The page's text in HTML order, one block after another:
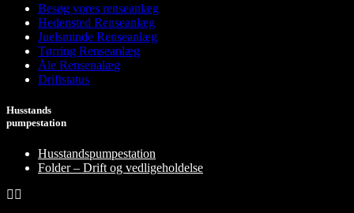
Besøg vores renseanlæg
Hedensted Renseanlæg
Juelsminde Renseanlæg
Tørring Renseanlæg
Åle Rensenalæg
Driftstatus
Husstands
pumpestation
Husstandspumpestation
Folder – Drift og vedligeholdelse